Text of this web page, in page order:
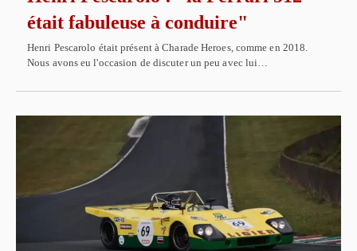
était fabuleuse à conduire"
Henri Pescarolo était présent à Charade Heroes, comme en 2018.
Nous avons eu l'occasion de discuter un peu avec lui…